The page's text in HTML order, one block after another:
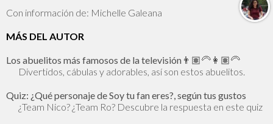
Con información de: Michelle Galeana
MÁS DEL AUTOR
Los abuelitos más famosos de la televisión👨🏽‍🦳👩🏽‍🦳
Divertidos, cábulas y adorables, así son estos abuelitos.
Quiz: ¿Qué personaje de Soy tu fan eres?, según tus gustos
¿Team Nico? ¿Team Ro? Descubre la respuesta en este quiz